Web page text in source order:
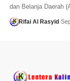
dan Belanja Daerah
Rifai Al Rasyid